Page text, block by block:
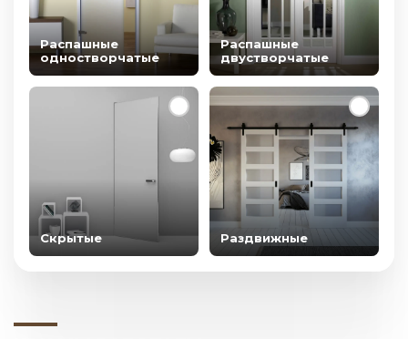
Распашные
одностворчатые
Распашные
двустворчатые
Скрытые Раздвижные